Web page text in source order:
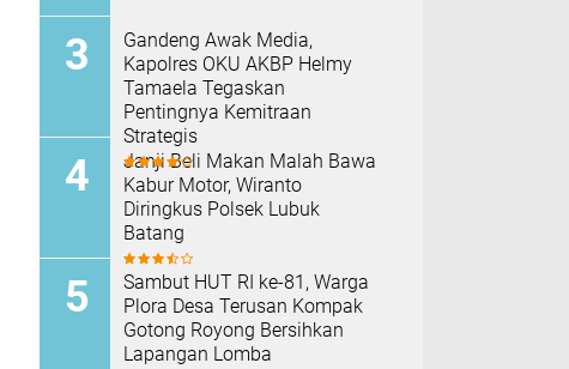
Gandeng Awak Media,
Kapolres OKU AKBP Helmy
Tamaela Tegaskan
Pentingnya Kemitraan
Strategis
Janji Beli Makan Malah Bawa
Kabur Motor, Wiranto
Diringkus Polsek Lubuk
Batang
Sambut HUT RI ke-81, Warga
Plora Desa Terusan Kompak
Gotong Royong Bersihkan
Lapangan Lomba